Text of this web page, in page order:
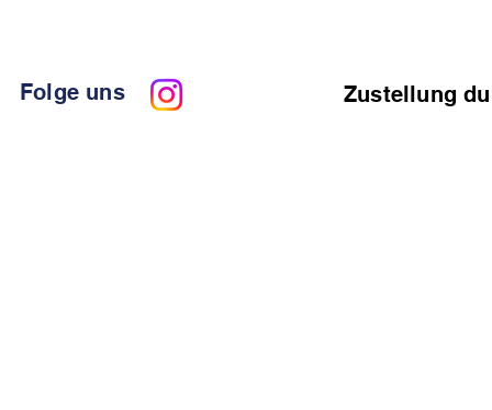
Folge uns Zustellung